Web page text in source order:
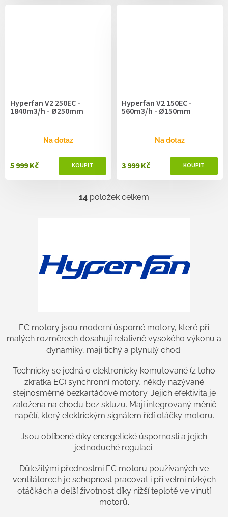
Hyperfan V2 250EC -
1840m3/h - Ø250mm
Na dotaz
5 999 Kč
Hyperfan V2 150EC -
560m3/h - Ø150mm
Na dotaz
3 999 Kč
O
c
í
v
ý
p
i
s
u
14 položek celkem
EC motory jsou moderní úsporné motory, které při
malých rozměrech dosahují relativně vysokého výkonu a
dynamiky, mají tichý a plynulý chod.
Technicky se jedná o elektronicky komutované (z toho
zkratka EC) synchronní motory, někdy nazývané
stejnosměrné bezkartáčové motory. Jejich efektivita je
založena na chodu bez skluzu. Mají integrovaný měnič
napětí, který elektrickým signálem řídí otáčky motoru.
Jsou oblíbené díky energetické úspornosti a jejich
jednoduché regulaci.
Důležitými přednostmi EC motorů používaných ve
ventilátorech je schopnost pracovat i při velmi nízkých
otáčkách a delší životnost díky nižší teplotě ve vinutí
motorů.